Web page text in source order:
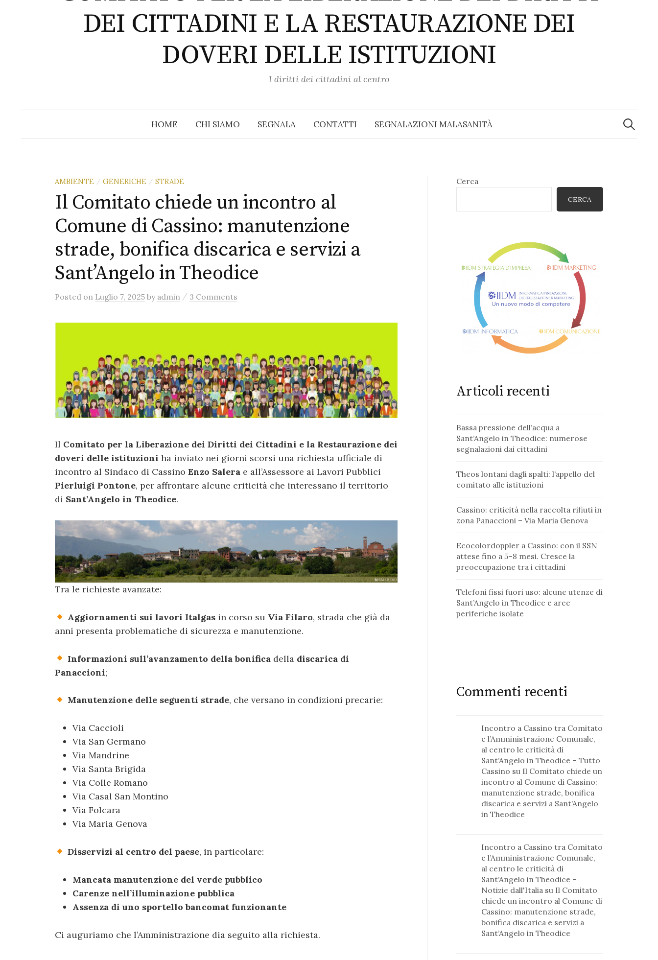
DEI CITTADINI E LA RESTAURAZIONE DEI
DOVERI DELLE ISTITUZIONI
I diritti dei cittadini al centro
HOME CHI SIAMO SEGNALA CONTATTI SEGNALAZIONI MALASANITÀ
Ricerca
per:
AMBIENTE / GENERICHE / STRADE
Il Comitato chiede un incontro al
Comune di Cassino: manutenzione
strade, bonifica discarica e servizi a
Sant’Angelo in Theodice
Posted on Luglio 7, 2025 by admin / 3 Comments
Il Comitato per la Liberazione dei Diritti dei Cittadini e la Restaurazione dei
doveri delle istituzioni ha inviato nei giorni scorsi una richiesta ufficiale di
incontro al Sindaco di Cassino Enzo Salera e all’Assessore ai Lavori Pubblici
Pierluigi Pontone, per affrontare alcune criticità che interessano il territorio
di Sant’Angelo in Theodice.
Tra le richieste avanzate:
Aggiornamenti sui lavori Italgasin corso su Via Filaro, strada che già da
anni presenta problematiche di sicurezza e manutenzione.
Informazioni sull’avanzamento della bonifica della discarica di
Panaccioni;
Manutenzione delle seguenti strade, che versano in condizioni precarie:
Via Caccioli
Via San Germano
Via Mandrine
Via Santa Brigida
Via Colle Romano
Via Casal San Montino
Via Folcara
Via Maria Genova
Disservizi al centro del paese, in particolare:
Mancata manutenzione del verde pubblico
Carenze nell’illuminazione pubblica
Assenza di uno sportello bancomat funzionante
Ci auguriamo che l’Amministrazione dia seguito alla richiesta.
Cerca
CERCA
Articoli recenti
Bassa pressione dell’acqua a
Sant’Angelo in Theodice: numerose
segnalazioni dai cittadini
Theos lontani dagli spalti: l’appello del
comitato alle istituzioni
Cassino: criticità nella raccolta rifiuti in
zona Panaccioni – Via Maria Genova
Ecocolordoppler a Cassino: con il SSN
attese fino a 5–8 mesi. Cresce la
preoccupazione tra i cittadini
Telefoni fissi fuori uso: alcune utenze di
Sant’Angelo in Theodice e aree
periferiche isolate
Commenti recenti
Incontro a Cassino tra Comitato
e l’Amministrazione Comunale,
al centro le criticità di
Sant’Angelo in Theodice – Tutto
Cassino su Il Comitato chiede un
incontro al Comune di Cassino:
manutenzione strade, bonifica
discarica e servizi a Sant’Angelo
in Theodice
Incontro a Cassino tra Comitato
e l’Amministrazione Comunale,
al centro le criticità di
Sant’Angelo in Theodice –
Notizie dall'Italia su Il Comitato
chiede un incontro al Comune di
Cassino: manutenzione strade,
bonifica discarica e servizi a
Sant’Angelo in Theodice